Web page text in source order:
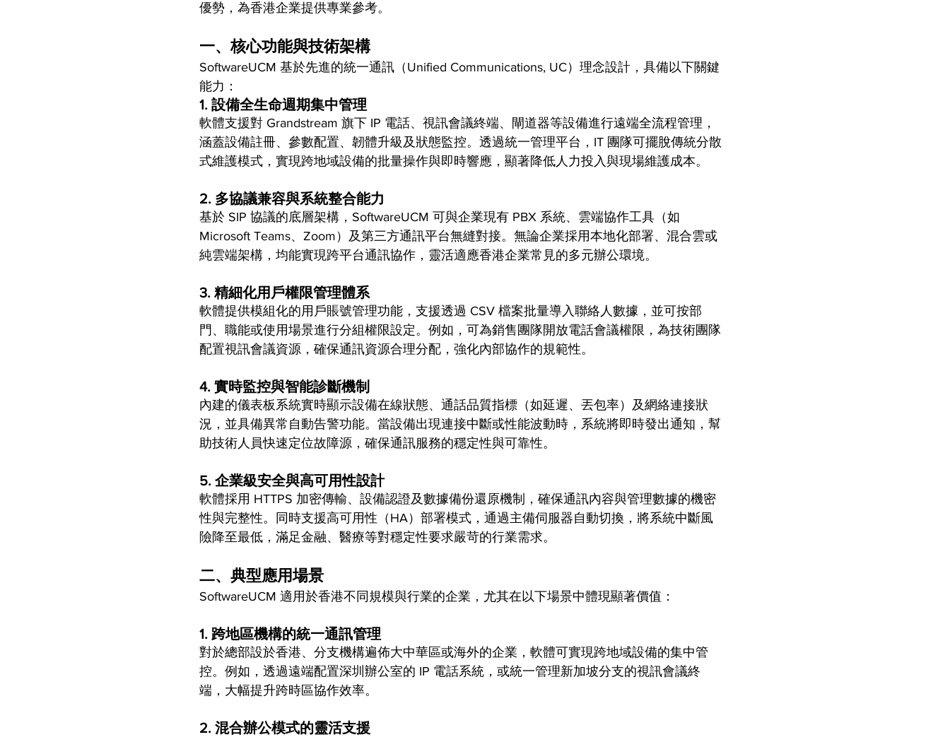
優勢，為香港企業提供專業參考。
一、核心功能與技術架構
SoftwareUCM 基於先進的統一通訊（Unified Communications, UC）理念設計，具備以下關鍵
能力：
1. 設備全生命週期集中管理
軟體支援對 Grandstream 旗下 IP 電話、視訊會議終端、閘道器等設備進行遠端全流程管理，
涵蓋設備註冊、參數配置、韌體升級及狀態監控。透過統一管理平台，IT 團隊可擺脫傳統分散
式維護模式，實現跨地域設備的批量操作與即時響應，顯著降低人力投入與現場維護成本。
2. 多協議兼容與系統整合能力
基於 SIP 協議的底層架構，SoftwareUCM 可與企業現有 PBX 系統、雲端協作工具（如
Microsoft Teams、Zoom）及第三方通訊平台無縫對接。無論企業採用本地化部署、混合雲或
純雲端架構，均能實現跨平台通訊協作，靈活適應香港企業常見的多元辦公環境。
3. 精細化用戶權限管理體系
軟體提供模組化的用戶賬號管理功能，支援透過 CSV 檔案批量導入聯絡人數據，並可按部
門、職能或使用場景進行分組權限設定。例如，可為銷售團隊開放電話會議權限，為技術團隊
配置視訊會議資源，確保通訊資源合理分配，強化內部協作的規範性。
4. 實時監控與智能診斷機制
內建的儀表板系統實時顯示設備在線狀態、通話品質指標（如延遲、丟包率）及網絡連接狀
況，並具備異常自動告警功能。當設備出現連接中斷或性能波動時，系統將即時發出通知，幫
助技術人員快速定位故障源，確保通訊服務的穩定性與可靠性。
5. 企業級安全與高可用性設計
軟體採用 HTTPS 加密傳輸、設備認證及數據備份還原機制，確保通訊內容與管理數據的機密
性與完整性。同時支援高可用性（HA）部署模式，通過主備伺服器自動切換，將系統中斷風
險降至最低，滿足金融、醫療等對穩定性要求嚴苛的行業需求。
二、典型應用場景
SoftwareUCM 適用於香港不同規模與行業的企業，尤其在以下場景中體現顯著價值：
1. 跨地區機構的統一通訊管理
對於總部設於香港、分支機構遍佈大中華區或海外的企業，軟體可實現跨地域設備的集中管
控。例如，透過遠端配置深圳辦公室的 IP 電話系統，或統一管理新加坡分支的視訊會議終
端，大幅提升跨時區協作效率。
2. 混合辦公模式的靈活支援